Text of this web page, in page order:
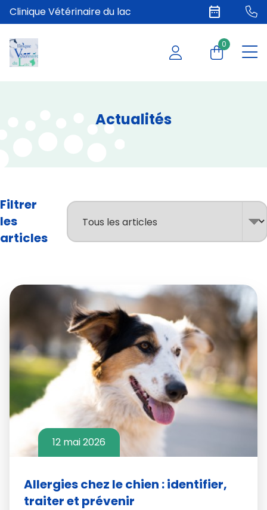
Clinique Vétérinaire du lac date_range
0
Actualités
Filtrer
les
articles
12 mai 2026
Allergies chez le chien : identifier,
traiter et prévenir